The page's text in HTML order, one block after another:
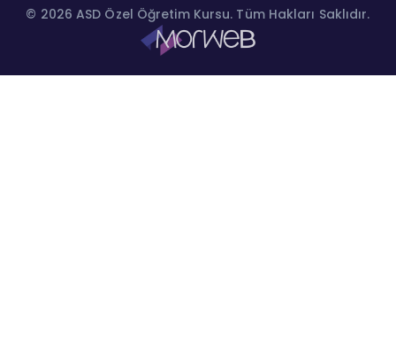
© 2026 ASD Özel Öğretim Kursu. Tüm Hakları Saklıdır.